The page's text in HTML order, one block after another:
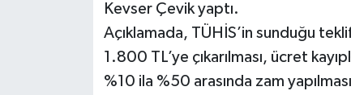
Kevser Çevik yaptı.
Açıklamada, TÜHİS’in sunduğu
1.800 TL’ye çıkarılması, ücret
%10 ila %50 arasında zam